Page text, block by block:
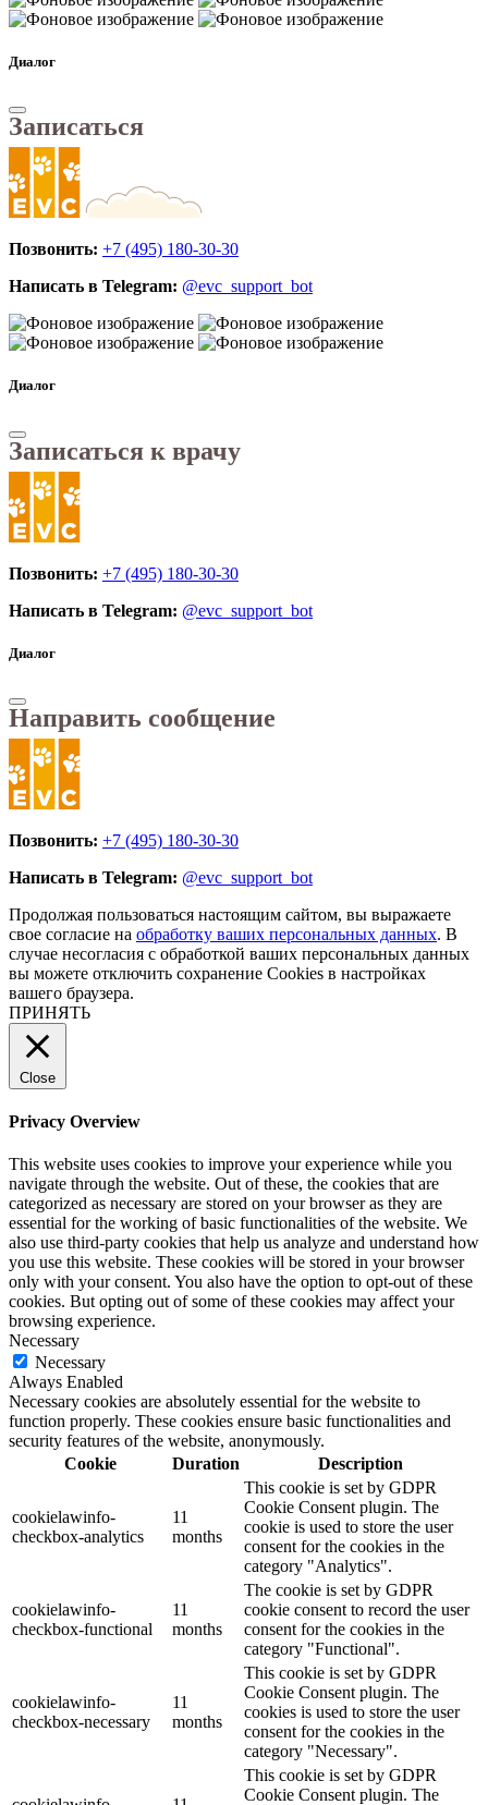
Диалог
Записаться
Позвонить: +7 (495) 180-30-30
Написать в Telegram: @evc_support_bot
Диалог
Записаться к врачу
Позвонить: +7 (495) 180-30-30
Написать в Telegram: @evc_support_bot
Диалог
Направить сообщение
Позвонить: +7 (495) 180-30-30
Написать в Telegram: @evc_support_bot
Продолжая пользоваться настоящим сайтом, вы выражаете
свое согласие на обработку ваших персональных данных. В
случае несогласия с обработкой ваших персональных данных
вы можете отключить сохранение Cookies в настройках
вашего браузера.
ПРИНЯТЬ
Close
Privacy Overview
This website uses cookies to improve your experience while you
navigate through the website. Out of these, the cookies that are
categorized as necessary are stored on your browser as they are
essential for the working of basic functionalities of the website. We
also use third-party cookies that help us analyze and understand how
you use this website. These cookies will be stored in your browser
only with your consent. You also have the option to opt-out of these
cookies. But opting out of some of these cookies may affect your
browsing experience.
Necessary
Necessary
Always Enabled
Necessary cookies are absolutely essential for the website to
function properly. These cookies ensure basic functionalities and
security features of the website, anonymously.
Cookie
Duration Description
cookielawinfo-
checkbox-analytics
11
months
This cookie is set by GDPR
Cookie Consent plugin. The
cookie is used to store the user
consent for the cookies in the
category "Analytics".
cookielawinfo-
checkbox-functional
11
months
The cookie is set by GDPR
cookie consent to record the user
consent for the cookies in the
category "Functional".
cookielawinfo-
checkbox-necessary
11
months
This cookie is set by GDPR
Cookie Consent plugin. The
cookies is used to store the user
consent for the cookies in the
category "Necessary".
This cookie is set by GDPR
Cookie Consent plugin. The